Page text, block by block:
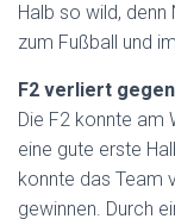
Halb so wild,
zum Fußball und
F2 verliert
Die F2 konnte am
eine gute erste
konnte das Team
gewinnen. Durch